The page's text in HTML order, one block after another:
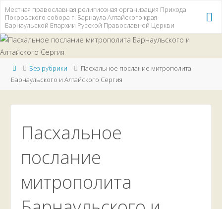
Перейти
содержимому
Местная православная религиозная организация Прихода
Покровского собора г. Барнаула Алтайского края
Барнаульской Епархии Русской Православной Церкви
ГлавнаяБез рубрики
Пасхальное послание митрополита
Барнаульского и Алтайского Сергия
Пасхальное
послание
митрополита